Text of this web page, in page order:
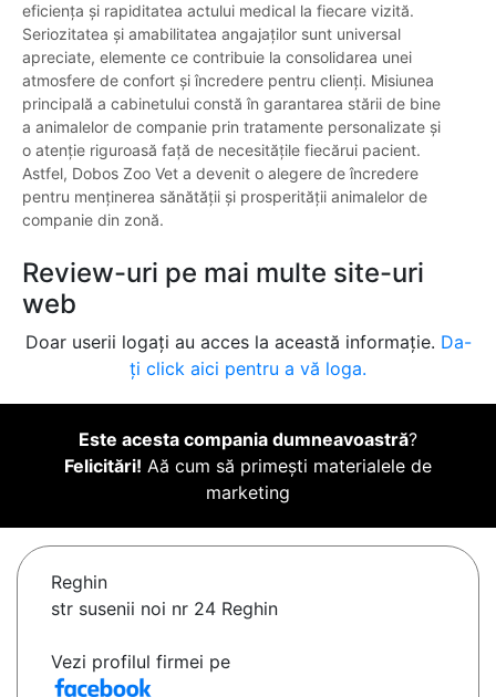
eficiența și rapiditatea actului medical la fiecare vizită.
Seriozitatea și amabilitatea angajaților sunt universal
apreciate, elemente ce contribuie la consolidarea unei
atmosfere de confort și încredere pentru clienți. Misiunea
principală a cabinetului constă în garantarea stării de bine
a animalelor de companie prin tratamente personalizate și
o atenție riguroasă față de necesitățile fiecărui pacient.
Astfel, Dobos Zoo Vet a devenit o alegere de încredere
pentru menținerea sănătății și prosperității animalelor de
companie din zonă.
Review-uri pe mai multe site-uri
web
Doar userii logați au acces la această informație. Da-
ți click aici pentru a vă loga.
Este acesta compania dumneavoastră?
Felicitări! Aă cum să primești materialele de
marketing
Reghin
str susenii noi nr 24 Reghin
Vezi profilul firmei pe